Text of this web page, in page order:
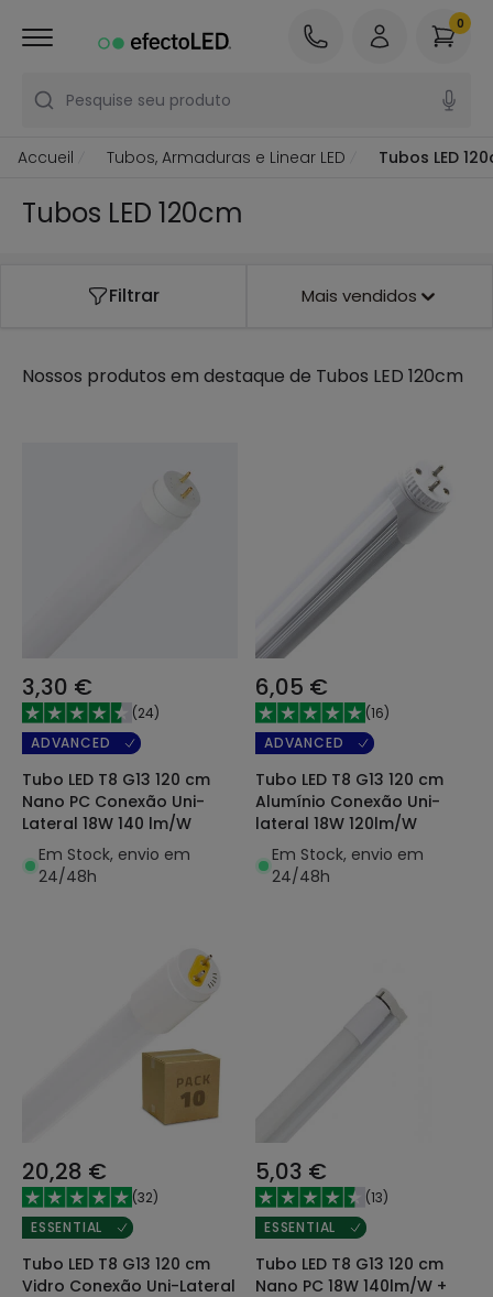
Pesquise seu produto
0
Accueil Tubos, Armaduras e Linear LED Tubos LED
Tubos LED 120cm
Filtrar Mais vendidos
Nossos produtos em destaque de Tubos LED 120cm
3,30 €
(24)
ADVANCED
Tubo LED T8 G13 120 cm
Nano PC Conexão Uni-
Lateral 18W 140 lm/W
Em Stock, envio em
24/48h
6,05 €
(16)
ADVANCED
Tubo LED T8 G13 120 cm
Alumínio Conexão Uni-
lateral 18W 120lm/W
Em Stock, envio em
24/48h
20,28 €
(32)
ESSENTIAL
Tubo LED T8 G13 120 cm
Vidro Conexão Uni-Lateral
5,03 €
(13)
ESSENTIAL
Tubo LED T8 G13 120 cm
Nano PC 18W 140lm/W +